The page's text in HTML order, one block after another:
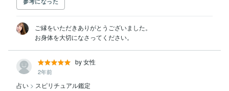
ご縁をいただきありがとうございました。
お身体を大切になさってください。
by 女性
2年前
占い > スピリチュアル鑑定